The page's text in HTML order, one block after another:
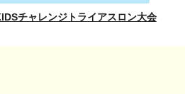
チャレンジトライアスロン大会